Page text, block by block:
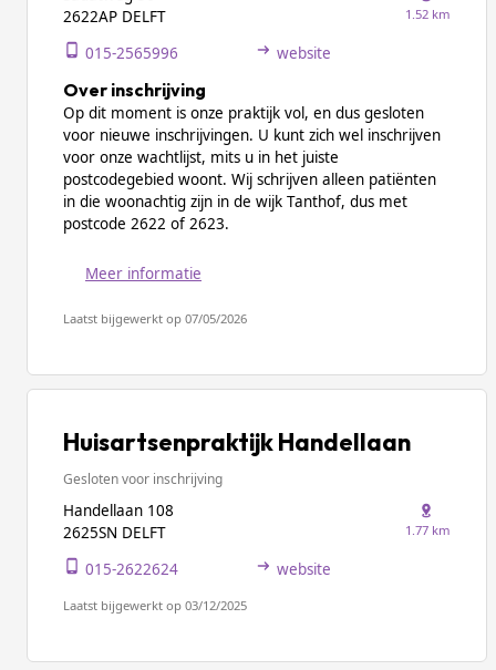
2622AP DELFT
1.52 km
015-2565996 website
Over inschrijving
Op dit moment is onze praktijk vol, en dus gesloten
voor nieuwe inschrijvingen. U kunt zich wel inschrijven
voor onze wachtlijst, mits u in het juiste
postcodegebied woont. Wij schrijven alleen patiënten
in die woonachtig zijn in de wijk Tanthof, dus met
postcode 2622 of 2623.
Meer informatie
Laatst bijgewerkt op 07/05/2026
Huisartsenpraktijk Handellaan
Gesloten voor inschrijving
Handellaan 108
2625SN DELFT
1.77 km
015-2622624 website
Laatst bijgewerkt op 03/12/2025